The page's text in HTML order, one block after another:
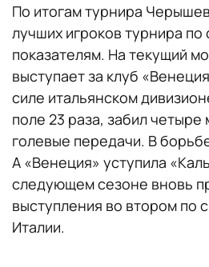
По итогам турнира
лучших игроков турнира по
показателям. На текущий
выступает за клуб
силе итальянском
поле 23 раза, забил четыре
голевые передачи. В
А «Венеция» уступила
следующем сезоне вновь
выступления во втором по
Италии.